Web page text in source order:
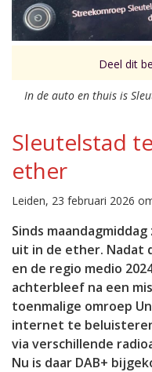
Deel dit
In de auto en thuis is
Sleutelstad
ether
Leiden, 23 februari 2026
Sinds
uit in de ether. Nadat
en de regio medio
achterbleef na een
toenmalige omroep
internet te
via verschillende
Nu is daar DAB+